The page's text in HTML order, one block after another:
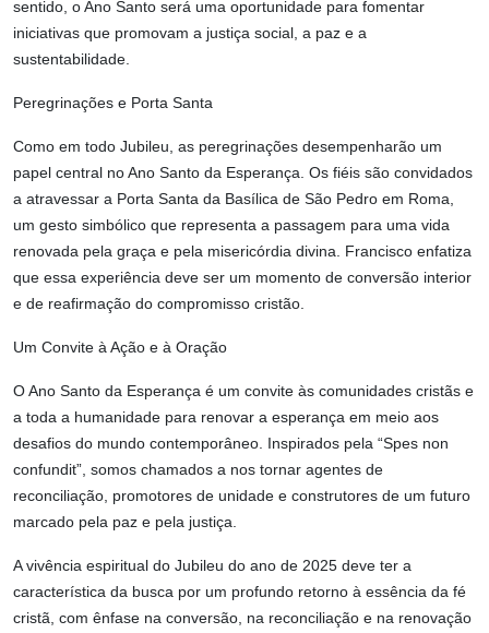
sentido, o Ano Santo será uma oportunidade para fomentar
iniciativas que promovam a justiça social, a paz e a
sustentabilidade.
Peregrinações e Porta Santa
Como em todo Jubileu, as peregrinações desempenharão um
papel central no Ano Santo da Esperança. Os fiéis são convidados
a atravessar a Porta Santa da Basílica de São Pedro em Roma,
um gesto simbólico que representa a passagem para uma vida
renovada pela graça e pela misericórdia divina. Francisco enfatiza
que essa experiência deve ser um momento de conversão interior
e de reafirmação do compromisso cristão.
Um Convite à Ação e à Oração
O Ano Santo da Esperança é um convite às comunidades cristãs e
a toda a humanidade para renovar a esperança em meio aos
desafios do mundo contemporâneo. Inspirados pela “Spes non
confundit”, somos chamados a nos tornar agentes de
reconciliação, promotores de unidade e construtores de um futuro
marcado pela paz e pela justiça.
A vivência espiritual do Jubileu do ano de 2025 deve ter a
característica da busca por um profundo retorno à essência da fé
cristã, com ênfase na conversão, na reconciliação e na renovação